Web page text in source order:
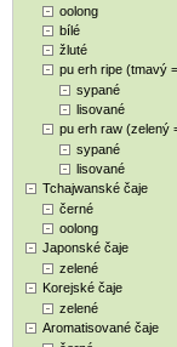
oolong
bílé
žluté
pu erh ripe (tmavý
sypané
lisované
pu erh raw (zelený
sypané
lisované
Tchajwanské čaje
černé
oolong
Japonské čaje
zelené
Korejské čaje
zelené
Aromatisované čaje